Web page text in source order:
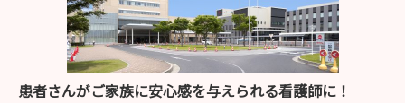
患者さんがご家族に安心感を与えられる看護師に！